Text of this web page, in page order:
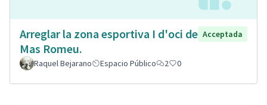
Arreglar la zona esportiva I d'oci de
Mas Romeu.
Acceptada
Raquel Bejarano Espacio Público 2 0